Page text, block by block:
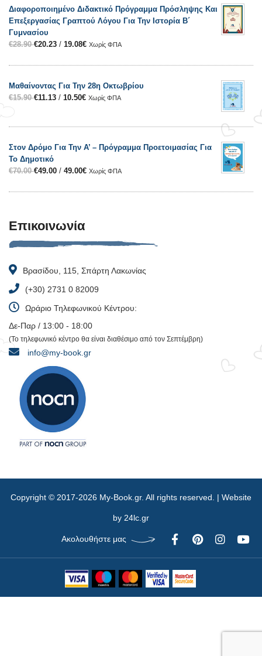
Διαφοροποιημένο Διδακτικό Πρόγραμμα Πρόσληψης Και
Επεξεργασίας Γραπτού Λόγου Για Την Ιστορία Β΄
Γυμνασίου
€28.90€20.23 / 19.08€ Χωρίς ΦΠΑ
Μαθαίνοντας Για Την 28η Οκτωβρίου
€15.90€11.13 / 10.50€ Χωρίς ΦΠΑ
Στον Δρόμο Για Την Α’ – Πρόγραμμα Προετοιμασίας Για
Το Δημοτικό
€70.00€49.00 / 49.00€ Χωρίς ΦΠΑ
Επικοινωνία
Βρασίδου, 115, Σπάρτη Λακωνίας
(+30) 2731 0 82009
Ωράριο Τηλεφωνικού Κέντρου:
Δε-Παρ / 13:00 - 18:00
(Το τηλεφωνικό κέντρο θα είναι διαθέσιμο από τον Σεπτέμβρη)
info@my-book.gr
Copyright © 2017-2026 My-Book.gr. All rights reserved. | Website
by 24lc.gr
Ακολουθήστε μας